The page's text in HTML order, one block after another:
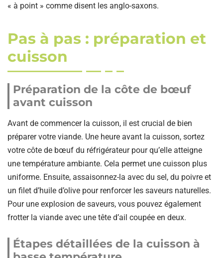
« à point » comme disent les anglo-saxons.
Pas à pas : préparation et
cuisson
Préparation de la côte de bœuf
avant cuisson
Avant de commencer la cuisson, il est crucial de bien
préparer votre viande. Une heure avant la cuisson, sortez
votre côte de bœuf du réfrigérateur pour qu’elle atteigne
une température ambiante. Cela permet une cuisson plus
uniforme. Ensuite, assaisonnez-la avec du sel, du poivre et
un filet d’huile d’olive pour renforcer les saveurs naturelles.
Pour une explosion de saveurs, vous pouvez également
frotter la viande avec une tête d’ail coupée en deux.
Étapes détaillées de la cuisson à